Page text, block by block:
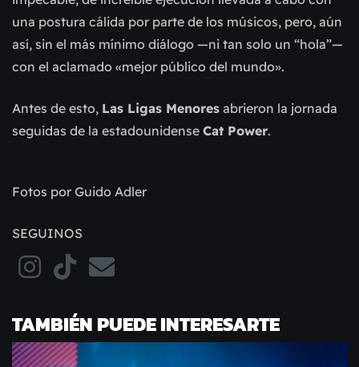
una postura cálida por parte de los músicos, pero, aún
así, sin el más mínimo diálogo —ni tan solo un “hola”—
con el aclamado «mejor público del mundo».
Antes de esto, Las Ligas Menores abrieron la jornada
seguidas de la estadounidense Cat Power.
Fotos por Guido Adler
SEGUINOS
TAMBIÉN PUEDE INTERESARTE